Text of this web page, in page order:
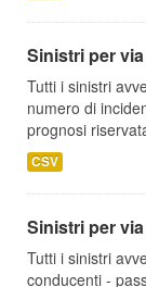
Sinistri per
Tutti i sinistri
numero di
prognosi
CSV
Sinistri per
Tutti i sinistri
conducenti -